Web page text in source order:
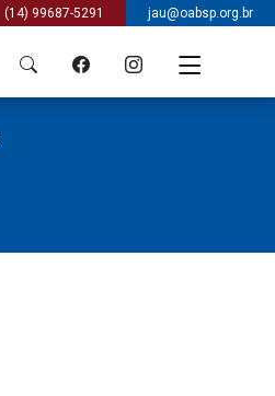
(14) 99687-5291 jau@oabsp.org.br